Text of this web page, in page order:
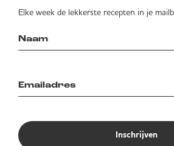
Elke week de lekkerste recepten in je
Inschrijven